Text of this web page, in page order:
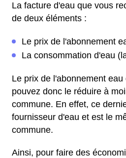
La facture d'eau que vous
de deux éléments :
Le prix de l'abonnement
La consommation d'eau
Le prix de l'abonnement
pouvez donc le réduire à
commune. En effet, ce
fournisseur d'eau et est le
commune.
Ainsi, pour faire des